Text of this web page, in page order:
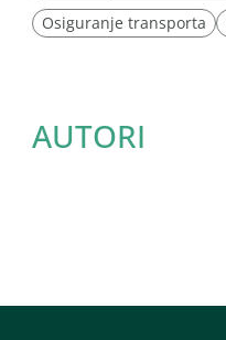
Osiguranje transporta
AUTORI